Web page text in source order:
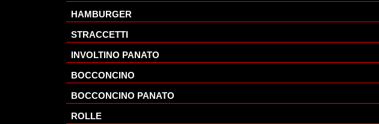
HAMBURGER
STRACCETTI
INVOLTINO PANATO
BOCCONCINO
BOCCONCINO PANATO
ROLLE